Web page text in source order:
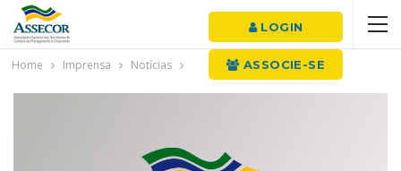
LOGIN
ASSOCIE-SE
Home Imprensa Notícias